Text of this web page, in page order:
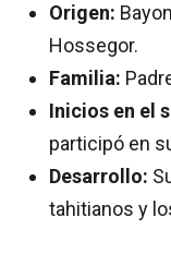
Origen:
Hossegor.
Familia:
Inicios en el
participó en
Desarrollo:
tahitianos y